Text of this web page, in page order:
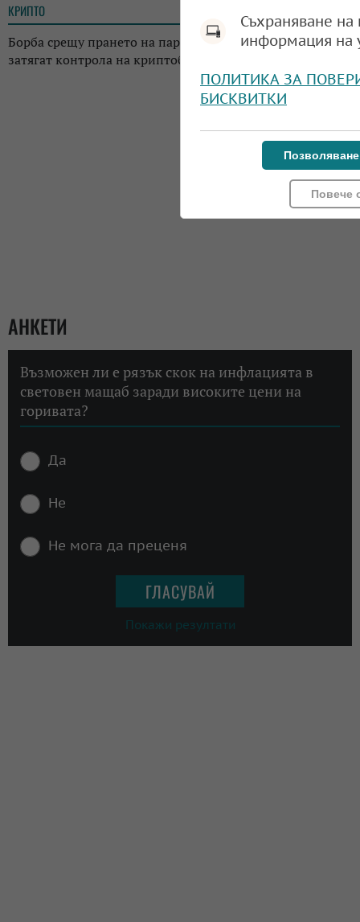
КРИПТО
Борба срещу прането на пари: Регулаторите в Япония
затягат контрола на криптоборсите в страната
АНКЕТИ
Възможен ли е рязък скок на инфлацията в
световен мащаб заради високите цени на
горивата?
Да
Не
Не мога да преценя
Покажи резултати
Съхраняване
информация на
ПОЛИТИКА ЗА
БИСКВИТКИ
Повече